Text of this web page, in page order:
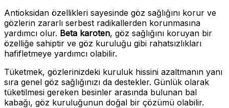
Antioksidan özellikleri sayesinde göz sağlığını korur ve
gözlerin zararlı serbest radikallerden korunmasına
yardımcı olur. Beta karoten, göz sağlığını koruyan bir
özelliğe sahiptir ve göz kuruluğu gibi rahatsızlıkları
hafifletmeye yardımcı olabilir.
Tüketmek, gözlerinizdeki kuruluk hissini azaltmanın yanı
sıra genel göz sağlığınızı da destekler. Günlük olarak
tüketilmesi gereken besinler arasında bulunan bal
kabağı, göz kuruluğunun doğal bir çözümü olabilir.